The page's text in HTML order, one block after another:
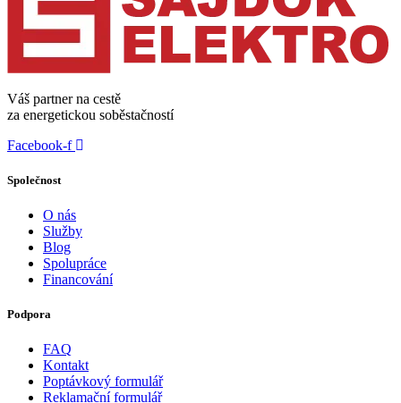
Váš partner na cestě
za energetickou soběstačností
Facebook-f
Společnost
O nás
Služby
Blog
Spolupráce
Financování
Podpora
FAQ
Kontakt
Poptávkový formulář
Reklamační formulář